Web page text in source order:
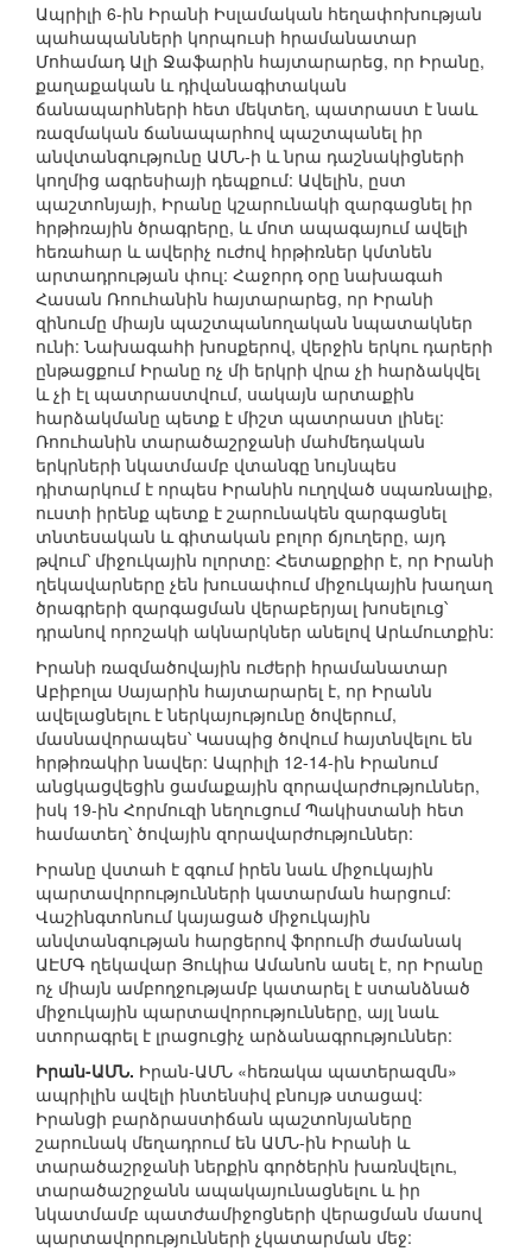
Ապրիլի 6-ին Իրանի Իսլամական հեղափոխության
պահապանների կորպուսի հրամանատար
Մոհամադ Ալի Ջաֆարին հայտարարեց, որ Իրանը,
քաղաքական և դիվանագիտական
ճանապարհների հետ մեկտեղ, պատրաստ է նաև
ռազմական ճանապարհով պաշտպանել իր
անվտանգությունը ԱՄՆ-ի և նրա դաշնակիցների
կողմից ագրեսիայի դեպքում: Ավելին, ըստ
պաշտոնյայի, Իրանը կշարունակի զարգացնել իր
հրթիռային ծրագրերը, և մոտ ապագայում ավելի
հեռահար և ավերիչ ուժով հրթիռներ կմտնեն
արտադրության փուլ: Հաջորդ օրը նախագահ
Հասան Ռոուհանին հայտարարեց, որ Իրանի
զինումը միայն պաշտպանողական նպատակներ
ունի: Նախագահի խոսքերով, վերջին երկու դարերի
ընթացքում Իրանը ոչ մի երկրի վրա չի հարձակվել
և չի էլ պատրաստվում, սակայն արտաքին
հարձակմանը պետք է միշտ պատրաստ լինել:
Ռոուհանին տարածաշրջանի մահմեդական
երկրների նկատմամբ վտանգը նույնպես
դիտարկում է որպես Իրանին ուղղված սպառնալիք,
ուստի իրենք պետք է շարունակեն զարգացնել
տնտեսական և գիտական բոլոր ճյուղերը, այդ
թվում՝ միջուկային ոլորտը: Հետաքրքիր է, որ Իրանի
ղեկավարները չեն խուսափում միջուկային խաղաղ
ծրագրերի զարգացման վերաբերյալ խոսելուց՝
դրանով որոշակի ակնարկներ անելով Արևմուտքին:
Իրանի ռազմածովային ուժերի հրամանատար
Աբիբոլա Սայարին հայտարարել է, որ Իրանն
ավելացնելու է ներկայությունը ծովերում,
մասնավորապես՝ Կասպից ծովում հայտնվելու են
հրթիռակիր նավեր: Ապրիլի 12-14-ին Իրանում
անցկացվեցին ցամաքային զորավարժություններ,
իսկ 19-ին Հորմուզի նեղուցում Պակիստանի հետ
համատեղ՝ ծովային զորավարժություններ:
Իրանը վստահ է զգում իրեն նաև միջուկային
պարտավորությունների կատարման հարցում:
Վաշինգտոնում կայացած միջուկային
անվտանգության հարցերով ֆորումի ժամանակ
ԱԷՄԳ ղեկավար Յուկիա Ամանոն ասել է, որ Իրանը
ոչ միայն ամբողջությամբ կատարել է ստանձնած
միջուկային պարտավորությունները, այլ նաև
ստորագրել է լրացուցիչ արձանագրություններ:
Իրան-ԱՄՆ. Իրան-ԱՄՆ «հեռակա պատերազմն»
ապրիլին ավելի ինտենսիվ բնույթ ստացավ:
Իրանցի բարձրաստիճան պաշտոնյաները
շարունակ մեղադրում են ԱՄՆ-ին Իրանի և
տարածաշրջանի ներքին գործերին խառնվելու,
տարածաշրջանն ապակայունացնելու և իր
նկատմամբ պատժամիջոցների վերացման մասով
պարտավորությունների չկատարման մեջ: